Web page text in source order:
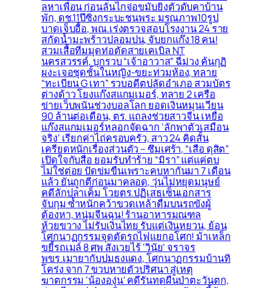
ลหาเพื่อน ก่อนลั่นไกจ่อขมับยิงตัวดับคาบ้าน
พัก, ดช.11ปีซิ่งกระบะชนพระ มรณภาพ10รูป
บาดเจ็บอื้อ, พณ.เร่งตรวจสอบโรงงาน 24 ราย
สกัดน้ำมะพร้าวปลอมปน, จับยกแก๊ง 18 คน!
สวมเสื้อทีมมุดท่อตัดสายเคเบิล NT
นครสวรรค์, บุกรวบ “เจ้าอาวาส” ฉี่ม่วง ค้นกุฏิ
ผงะเจอชุดชั้นในหญิง-ขยะท่วมห้อง, ทลาย
“ทะเบียน G เทา” รวบอดีตปลัดอำเภอ สวมบัตร
ต่างด้าว โยงแก๊งสแกมเมอร์, ทลาย 2 เครือ
ข่ายเว็บพนันช่วงบอลโลก ยอดเงินหมุนเวียน
90 ล้านต่อเดือน, ตร. แถลงช่วยสาวจีน เหยื่อ
แก๊งสแกมเมอร์หลอกจัดฉาก ‘ลักพาตัวเสมือน
จริง’ เรียกค่าไถ่ครอบครัว, สาว 24 คิดสั้น
เครียดหนักเรื่องส่วนตัว – ซึมเศร้า, “เสือ ดุสิต”
เปิดใจกับสื่อ ยอมรับทำร้าย “มิรา” แต่แค่ตบ
ไม่ใช่ต่อย ปัดข่มขืนเพราะคบหากันมา 7 เดือน
แล้ว ยันถูกตีก่อนมาคลอด, วุ่นไม่หยุดมนุษย์
คดีลักปลาเค็ม โวยตร.ปฏิเสธเซ็นเอกสาร
จับกุม ซ้ำหนักคว้าขวดเหล้าดื่มบนรถขังผู้
ต้องหา, หนุ่มจีนฉุน! ร้านอาหารมณฑล
ห้วยขวาง ไม่รับเงินไทย รับแต่เงินหยวน, ย้อน
โศกนาฏกรรมจุดตัดรถไฟแยกอโศก! ม้าเหล็ก
ขยี้รถเมล์ 8 ศพ สังเวยไร้ ‘วินัย’ จราจร
พขร.เมายากับปมธงแดง, โศกนาฏกรรมบ้านทิ
โคร่ง จาก 7 ขวบหายตัวปริศนา สู่เหตุ
ฆาตกรรม ‘น้ององุ่น’ คดีรันทดผืนป่าตะวันตก,